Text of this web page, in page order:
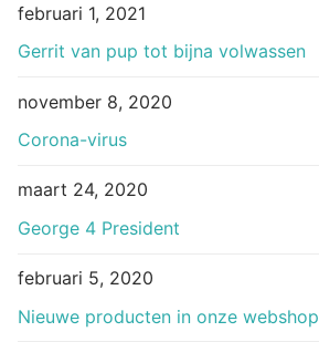
februari 1, 2021
Gerrit van pup tot bijna volwassen
november 8, 2020
Corona-virus
maart 24, 2020
George 4 President
februari 5, 2020
Nieuwe producten in onze webshop